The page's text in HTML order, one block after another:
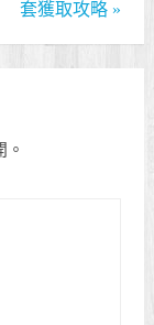
套獲取攻略 »